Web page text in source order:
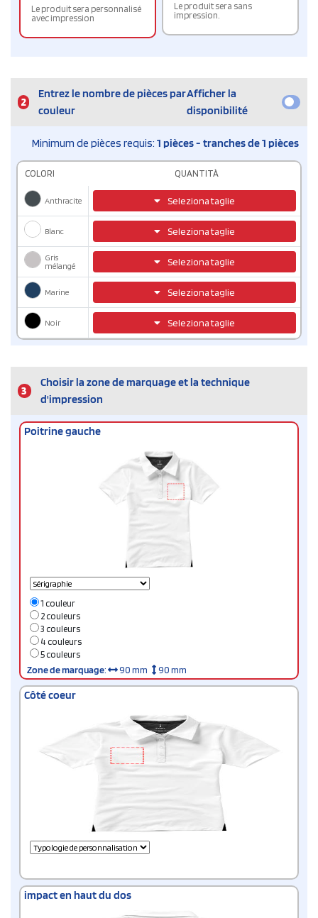
Le produit sera personnalisé
avec impression
Le produit sera sans
impression.
2
Entrez le nombre de pièces par
couleur
Afficher la
disponibilité
Minimum de pièces requis: 1 pièces - tranches de 1 pièces
COLORI QUANTITÀ
Anthracite Seleziona taglie
Blanc Seleziona taglie
Gris
mélangé
Seleziona taglie
Marine Seleziona taglie
Noir Seleziona taglie
3
Choisir la zone de marquage et la technique
d'impression
Poitrine gauche
1 couleur
2 couleurs
3 couleurs
4 couleurs
5 couleurs
Zone de marquage: 90 mm 90 mm
Côté coeur
impact en haut du dos